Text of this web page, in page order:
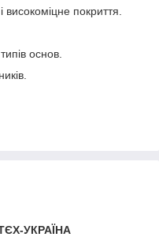
покриття.
основ.
УКРАЇНА